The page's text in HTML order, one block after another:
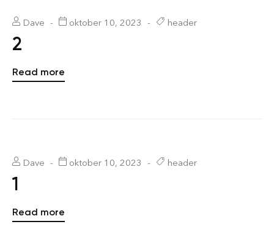
Dave oktober 10, 2023 header
2
Read more
Dave oktober 10, 2023 header
1
Read more